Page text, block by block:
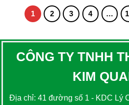
1 2 3 4 …
CÔNG TY TNHH
KIM
Địa chỉ: 41 đường số 1 - KDC Lý